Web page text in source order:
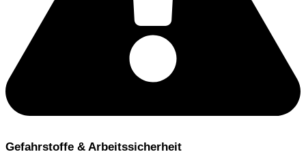
Gefahrstoffe & Arbeitssicherheit